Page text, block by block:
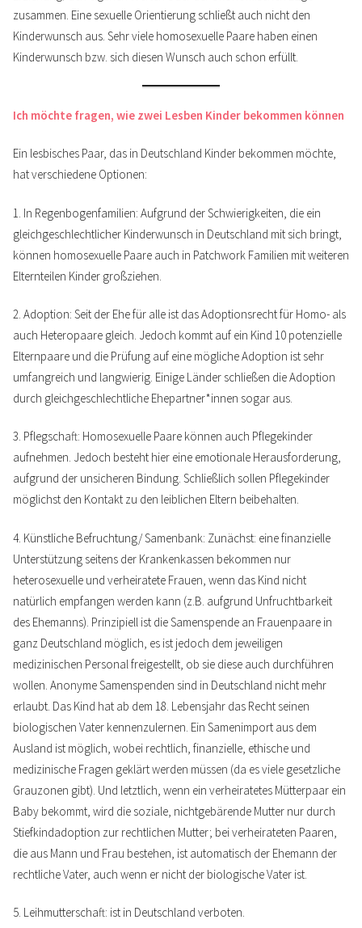
zusammen. Eine sexuelle Orientierung schließt auch nicht den
Kinderwunsch aus. Sehr viele homosexuelle Paare haben einen
Kinderwunsch bzw. sich diesen Wunsch auch schon erfüllt.
Ich möchte fragen, wie zwei Lesben Kinder bekommen können
Ein lesbisches Paar, das in Deutschland Kinder bekommen möchte,
hat verschiedene Optionen:
1. In Regenbogenfamilien: Aufgrund der Schwierigkeiten, die ein
gleichgeschlechtlicher Kinderwunsch in Deutschland mit sich bringt,
können homosexuelle Paare auch in Patchwork Familien mit weiteren
Elternteilen Kinder großziehen.
2. Adoption: Seit der Ehe für alle ist das Adoptionsrecht für Homo- als
auch Heteropaare gleich. Jedoch kommt auf ein Kind 10 potenzielle
Elternpaare und die Prüfung auf eine mögliche Adoption ist sehr
umfangreich und langwierig. Einige Länder schließen die Adoption
durch gleichgeschlechtliche Ehepartner*innen sogar aus.
3. Pflegschaft: Homosexuelle Paare können auch Pflegekinder
aufnehmen. Jedoch besteht hier eine emotionale Herausforderung,
aufgrund der unsicheren Bindung. Schließlich sollen Pflegekinder
möglichst den Kontakt zu den leiblichen Eltern beibehalten.
4. Künstliche Befruchtung/ Samenbank: Zunächst: eine finanzielle
Unterstützung seitens der Krankenkassen bekommen nur
heterosexuelle und verheiratete Frauen, wenn das Kind nicht
natürlich empfangen werden kann (z.B. aufgrund Unfruchtbarkeit
des Ehemanns). Prinzipiell ist die Samenspende an Frauenpaare in
ganz Deutschland möglich, es ist jedoch dem jeweiligen
medizinischen Personal freigestellt, ob sie diese auch durchführen
wollen. Anonyme Samenspenden sind in Deutschland nicht mehr
erlaubt. Das Kind hat ab dem 18. Lebensjahr das Recht seinen
biologischen Vater kennenzulernen. Ein Samenimport aus dem
Ausland ist möglich, wobei rechtlich, finanzielle, ethische und
medizinische Fragen geklärt werden müssen (da es viele gesetzliche
Grauzonen gibt). Und letztlich, wenn ein verheiratetes Mütterpaar ein
Baby bekommt, wird die soziale, nichtgebärende Mutter nur durch
Stiefkindadoption zur rechtlichen Mutter; bei verheirateten Paaren,
die aus Mann und Frau bestehen, ist automatisch der Ehemann der
rechtliche Vater, auch wenn er nicht der biologische Vater ist.
5. Leihmutterschaft: ist in Deutschland verboten.